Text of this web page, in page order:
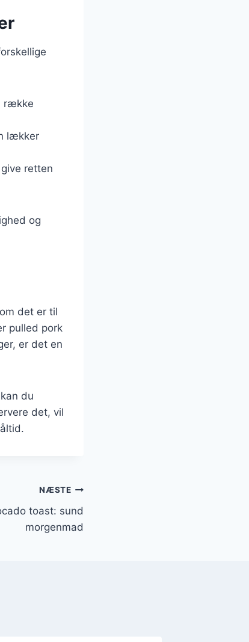
række
lækker
retten
og
det er til
pulled pork
er det en
du
det, vil
NÆSTE
toast: sund
morgenmad